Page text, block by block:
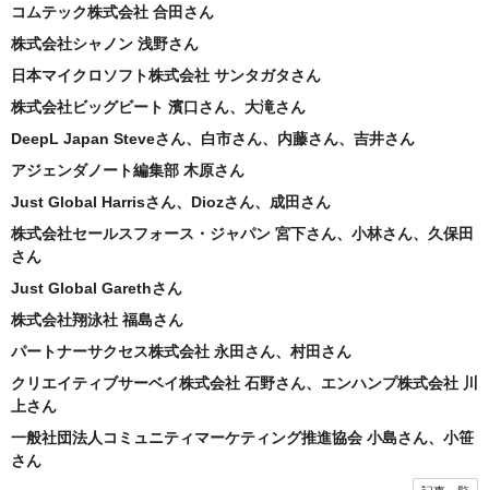
コムテック株式会社 合田さん
株式会社シャノン 浅野さん
日本マイクロソフト株式会社 サンタガタさん
株式会社ビッグビート 濱口さん、大滝さん
DeepL Japan Steveさん、白市さん、内藤さん、吉井さん
アジェンダノート編集部 木原さん
Just Global Harrisさん、Diozさん、成田さん
株式会社セールスフォース・ジャパン 宮下さん、小林さん、久保田
さん
Just Global Garethさん
株式会社翔泳社 福島さん
パートナーサクセス株式会社 永田さん、村田さん
クリエイティブサーベイ株式会社 石野さん、エンハンプ株式会社 川
上さん
一般社団法人コミュニティマーケティング推進協会 小島さん、小笹
さん